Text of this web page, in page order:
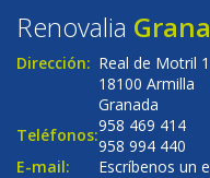
Renovalia
Dirección: Real de Motril
18100 Armilla
Granada
Teléfonos:958 469 414
958 994 440
E-mail:
Escríbenos un